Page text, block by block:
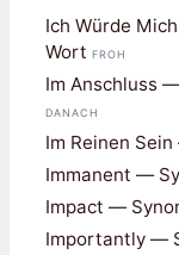
Ich Würde
Wort froh
Im Anschluss
danach
Im Reinen
Immanent —
Impact —
Importantly —